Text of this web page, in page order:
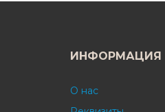
ИНФОРМАЦИЯ
О нас